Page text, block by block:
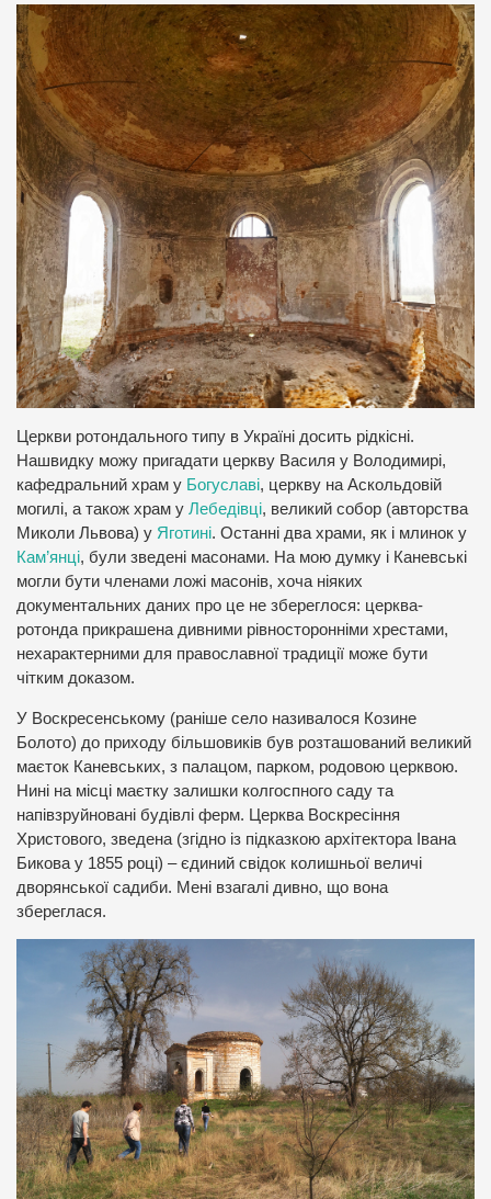
Церкви ротондального типу в Україні досить рідкісні.
Нашвидку можу пригадати церкву Василя у Володимирі,
кафедральний храм у Богуславі, церкву на Аскольдовій
могилі, а також храм у Лебедівці, великий собор (авторства
Миколи Львова) у Яготині. Останні два храми, як і млинок у
Кам’янці, були зведені масонами. На мою думку і Каневські
могли бути членами ложі масонів, хоча ніяких
документальних даних про це не збереглося: церква-
ротонда прикрашена дивними рівносторонніми хрестами,
нехарактерними для православної традиції може бути
чітким доказом.
У Воскресенському (раніше село називалося Козине
Болото) до приходу більшовиків був розташований великий
маєток Каневських, з палацом, парком, родовою церквою.
Нині на місці маєтку залишки колгоспного саду та
напівзруйновані будівлі ферм. Церква Воскресіння
Христового, зведена (згідно із підказкою архітектора Івана
Бикова у 1855 році) – єдиний свідок колишньої величі
дворянської садиби. Мені взагалі дивно, що вона
збереглася.